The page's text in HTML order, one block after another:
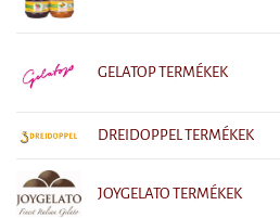
GELATOP TERMÉKEK
DREIDOPPEL TERMÉKEK
JOYGELATO TERMÉKEK